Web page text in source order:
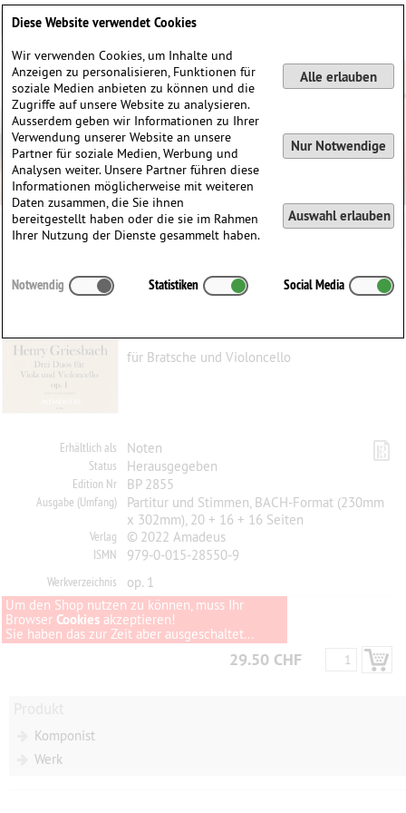
3 Duos D-dur, op. 1
für Bratsche und Violoncello
Erhältlich als Noten
Status Herausgegeben
Edition Nr BP 2855
Ausgabe (Umfang)
Partitur und Stimmen, BACH-Format (230mm
x 302mm), 20 + 16 + 16 Seiten
Verlag © 2022 Amadeus
ISMN 979-0-015-28550-9
Werkverzeichnis
op. 1
Um den Shop nutzen zu können, muss Ihr
Browser Cookies akzeptieren!
Sie haben das zur Zeit aber ausgeschaltet...
29.50 CHF
Komponist
Werk
Diese Website verwendet Cookies
Wir verwenden Cookies, um Inhalte und
Anzeigen zu personalisieren, Funktionen für
soziale Medien anbieten zu können und die
Zugriffe auf unsere Website zu analysieren.
Ausserdem geben wir Informationen zu Ihrer
Verwendung unserer Website an unsere
Partner für soziale Medien, Werbung und
Analysen weiter. Unsere Partner führen diese
Informationen möglicherweise mit weiteren
Daten zusammen, die Sie ihnen
bereitgestellt haben oder die sie im Rahmen
Ihrer Nutzung der Dienste gesammelt haben.
Alle erlauben
Nur Notwendige
Auswahl erlauben
Notwendig Statistiken Social Media